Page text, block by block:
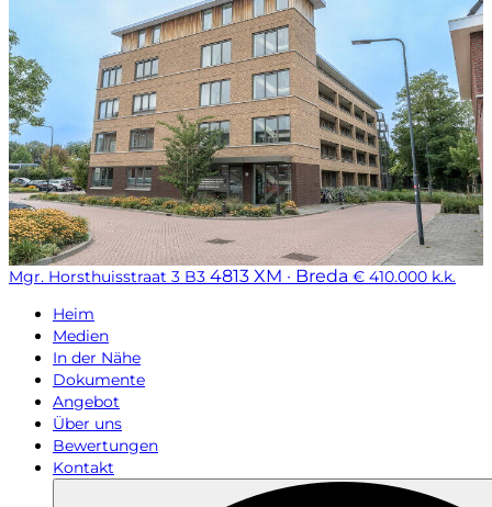
Mgr. Horsthuisstraat 3 B3 4813 XM · Breda € 410.000 k.k.
Heim
Medien
In der Nähe
Dokumente
Angebot
Über uns
Bewertungen
Kontakt